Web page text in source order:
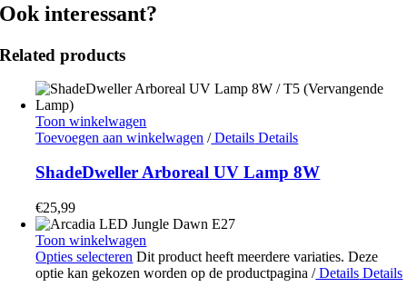
Ook interessant?
Related products
Toon winkelwagen
Toevoegen aan winkelwagen /Details Details
ShadeDweller Arboreal UV Lamp 8W
€25,99
Toon winkelwagen
Opties selecteren Dit product heeft meerdere variaties. Deze
optie kan gekozen worden op de productpagina/Details Details